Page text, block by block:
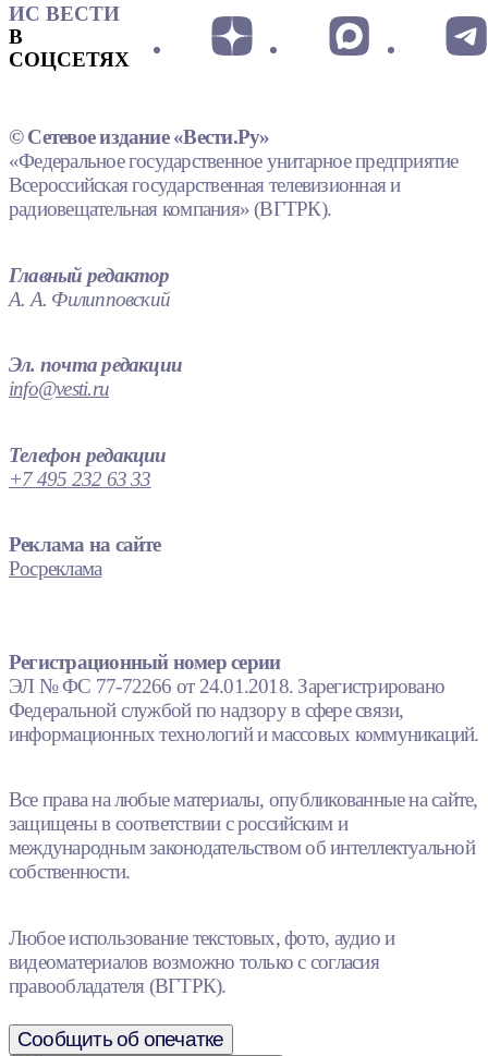
ИС ВЕСТИ
В
СОЦСЕТЯХ
© Сетевое издание «Вести.Ру»
«Федеральное государственное унитарное предприятие
Всероссийская государственная телевизионная и
радиовещательная компания» (ВГТРК).
Главный редактор
А. А. Филипповский
Эл. почта редакции
info@vesti.ru
Телефон редакции
+7 495 232 63 33
Реклама на сайте
Росреклама
Регистрационный номер серии
ЭЛ № ФС 77-72266 от 24.01.2018. Зарегистрировано
Федеральной службой по надзору в сфере связи,
информационных технологий и массовых коммуникаций.
Все права на любые материалы, опубликованные на сайте,
защищены в соответствии с российским и
международным законодательством об интеллектуальной
собственности.
Любое использование текстовых, фото, аудио и
видеоматериалов возможно только с согласия
правообладателя (ВГТРК).
Сообщить об опечатке